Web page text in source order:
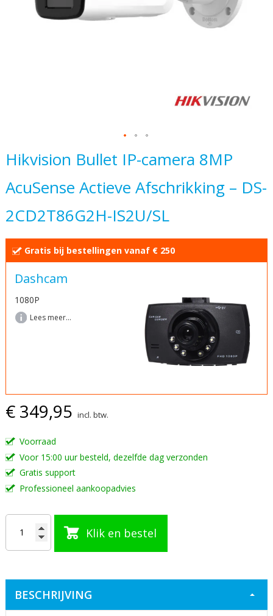
Ga
naar
het
van
gallerij
Hikvision Bullet IP-camera 8MP
AcuSense Actieve Afschrikking – DS-
2CD2T86G2H-IS2U/SL
€ 349,95 incl. btw.
Voorraad
Voor 15:00 uur besteld, dezelfde dag verzonden
Gratis support
Professioneel aankoopadvies
Klik en bestel
Gratis bij bestellingen vanaf € 250
Dashcam
1080P
Lees meer...
BESCHRIJVING